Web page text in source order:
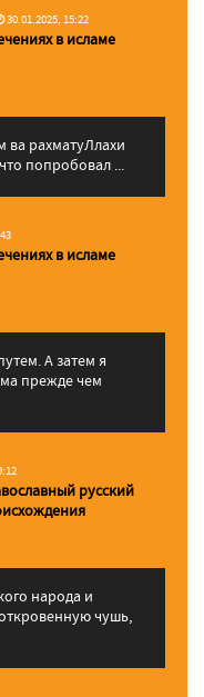
30.01.2025, 15:22
в исламе
попробовал ...
в исламе
А затем я
прежде чем
русский
народа и
чушь,